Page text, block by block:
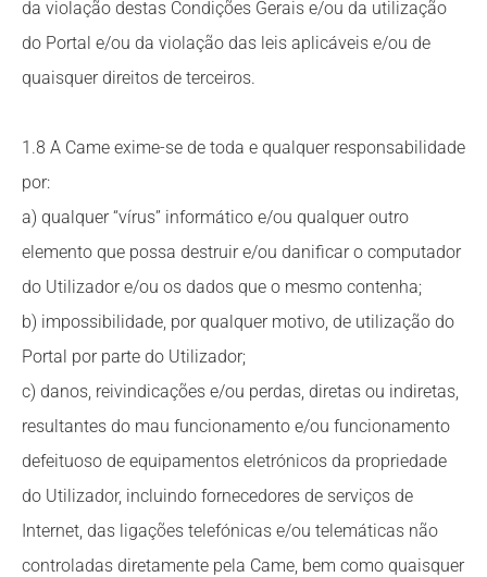
da violação destas Condições Gerais e/ou da utilização
do Portal e/ou da violação das leis aplicáveis e/ou de
quaisquer direitos de terceiros.
1.8 A Came exime-se de toda e qualquer responsabilidade
por:
a) qualquer “vírus” informático e/ou qualquer outro
elemento que possa destruir e/ou danificar o computador
do Utilizador e/ou os dados que o mesmo contenha;
b) impossibilidade, por qualquer motivo, de utilização do
Portal por parte do Utilizador;
c) danos, reivindicações e/ou perdas, diretas ou indiretas,
resultantes do mau funcionamento e/ou funcionamento
defeituoso de equipamentos eletrónicos da propriedade
do Utilizador, incluindo fornecedores de serviços de
Internet, das ligações telefónicas e/ou telemáticas não
controladas diretamente pela Came, bem como quaisquer